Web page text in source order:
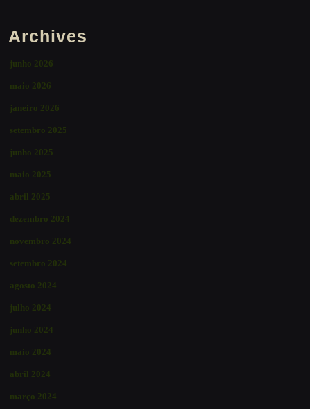
Archives
junho 2026
maio 2026
janeiro 2026
setembro 2025
junho 2025
maio 2025
abril 2025
dezembro 2024
novembro 2024
setembro 2024
agosto 2024
julho 2024
junho 2024
maio 2024
abril 2024
março 2024